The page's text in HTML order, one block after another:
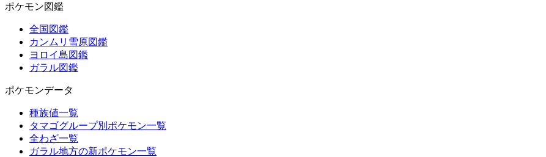
ポケモン図鑑
全国図鑑
カンムリ雪原図鑑
ヨロイ島図鑑
ガラル図鑑
ポケモンデータ
種族値一覧
タマゴグループ別ポケモン一覧
全わざ一覧
ガラル地方の新ポケモン一覧